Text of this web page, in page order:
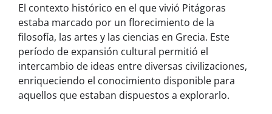
El contexto histórico en el que vivió Pitágoras
estaba marcado por un florecimiento de la
filosofía, las artes y las ciencias en Grecia. Este
período de expansión cultural permitió el
intercambio de ideas entre diversas civilizaciones,
enriqueciendo el conocimiento disponible para
aquellos que estaban dispuestos a explorarlo.